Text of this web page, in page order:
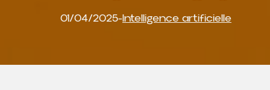
01/04/2025-Intelligence artificielle